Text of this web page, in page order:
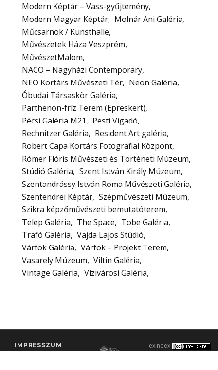
Modern Képtár – Vass-gyűjtemény
Modern Magyar Képtár
Molnár Ani Galéria
Műcsarnok / Kunsthalle
Művészetek Háza Veszprém
MűvészetMalom
NACO – Nagyházi Contemporary
NEO Kortárs Művészeti Tér
Neon Galéria
Óbudai Társaskör Galéria
Parthenón-fríz Terem (Epreskert)
Pécsi Galéria M21
Pesti Vigadó
Rechnitzer Galéria
Resident Art galéria
Robert Capa Kortárs Fotográfiai Központ
Rómer Flóris Művészeti és Történeti Múzeum
Stúdió Galéria
Szent István Király Múzeum
Szentandrássy István Roma Művészeti Galéria
Szentendrei Képtár Szépművészeti Múzeum
Szikra képzőművészeti bemutatóterem
Telep Galéria
The Space
Tobe Galéria
Trafó Galéria
Vajda Lajos Stúdió
Várfok Galéria
Várfok – Projekt Terem
Vasarely Múzeum
Viltin Galéria
Vintage Galéria
Vízivárosi Galéria
IMPRESSZUM
exindex